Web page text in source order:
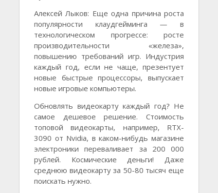
Алексей Лыков: Еще одна причина роста
популярности клаудгейминга — в
технологическом прогрессе: росте
производительности «железа»,
повышению требований игр. Индустрия
каждый год, если не чаще, презентует
новые быстрые процессоры, выпускает
новые игровые компьютеры.
Обновлять видеокарту каждый год? Не
самое дешевое решение. Стоимость
топовой видеокарты, например, RTX-
3090 от Nvidia, в каком-нибудь магазине
электроники переваливает за 200 000
рублей. Космические деньги! Даже
среднюю видеокарту за 50-80 тысяч еще
поискать нужно.